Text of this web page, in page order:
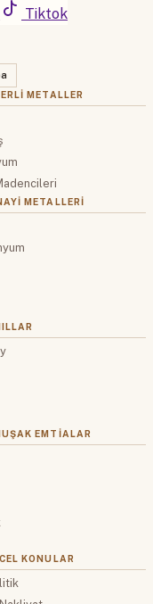
Tiktok
METALLER
METALLERI
EMTIALAR
KONULAR